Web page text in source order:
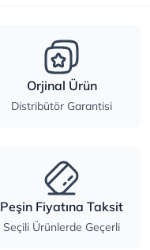
Orjinal Ürün
Distribütör Garantisi
Peşin Fiyatına Taksit
Seçili Ürünlerde Geçerli